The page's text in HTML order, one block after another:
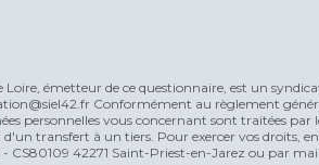
Loire, émetteur de ce questionnaire, est un
Conformément au règlement
personnelles vous concernant sont traitées
d'un transfert à un tiers. Pour exercer vos droits,
CS80109 42271 Saint-Priest-en-Jarez ou par